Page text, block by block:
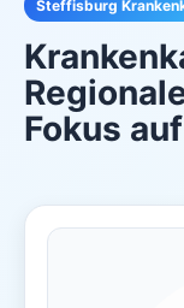
Steffisburg
Fokus